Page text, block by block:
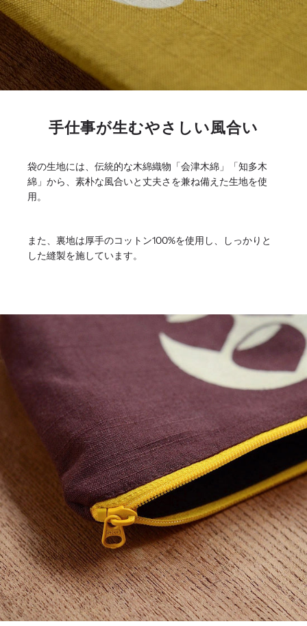
手仕事が生むやさしい風合い
袋の生地には、伝統的な木綿織物「会津木綿」「知多木
綿」から、素朴な風合いと丈夫さを兼ね備えた生地を使
用。
また、裏地は厚手のコットン100%を使用し、しっかりと
した縫製を施しています。